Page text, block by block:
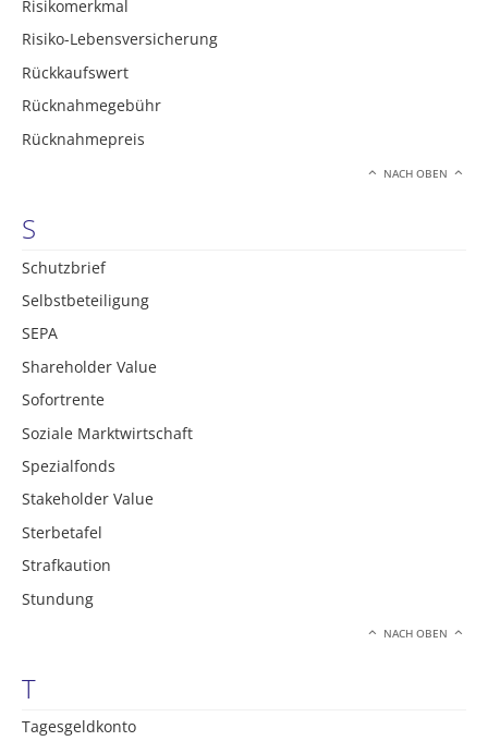
Risikomerkmal
Risiko-Lebensversicherung
Rückkaufswert
Rücknahmegebühr
Rücknahmepreis
NACH OBEN
S
Schutzbrief
Selbstbeteiligung
SEPA
Shareholder Value
Sofortrente
Soziale Marktwirtschaft
Spezialfonds
Stakeholder Value
Sterbetafel
Strafkaution
Stundung
NACH OBEN
T
Tagesgeldkonto